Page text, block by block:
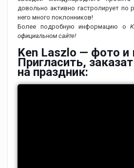
довольно активно гастролирует по
него много поклонников!
Более подробную информацию о
официальном сайте!
Ken Laszlo — фото и
Пригласить,
на праздник: